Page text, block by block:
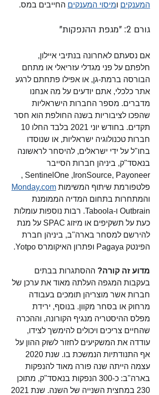
המענקים ומיסוי המענקים החייבים במס.
גורם 2: "מגפת ההנפקות"
אם נסעתם לאחרונה בנתיבי איילון,
חלפתם על פני מגדלי עזריאלי או מתחם
הבורסה ברמת-גן, או אפילו פתחתם לרגע
אתר כלכלי, אתם יודעים על מה אנחנו
מדברים. מספר החברות הישראליות
שהפכו לציבוריות בשנה החולפת הוא חסר
חברות טכנולוגיה ישראליות, או שנוסדו
בחו"ל על ידי ישראלים, להיסחר לראשונה
בנאסד"ק, ביניהן חברות הסייבר
SentinelOne ,IronSource, Payoneer ,
פלטפורמת שיתוף המשימות Monday.com
והמתחרות בתחום המדיה הממומנת
Outbrain ו-Taboola. רבות נוספות עומלות
כעת על תשקיפים או מיזוג SPAC על מנת
להירשם למסחר בארה"ב, ביניהן חברת
הפינטק Pagaya ופתרון האיקומרס Yotpo.
מדוע זה קורה? ההסתגרות בבתים
בעקבות המגפה העלתה מאוד את ערכן של
חברות אשר מוצריהן תומכים בעבודה
מרחוק או בסחר מקוון. בנוסף, ירידת
מפלס ההיסטריה מנגיף הקורונה, וההכרה
שהחיים צריכים ויכולים להימשך לצידו,
עודדה את המשקיעים לחזור לשוק ההון על
עצמה הייתה שנה פורה מאוד להנפקות
בארה"ב: כ-300 הנפקות בנאסד"ק, מתוכן